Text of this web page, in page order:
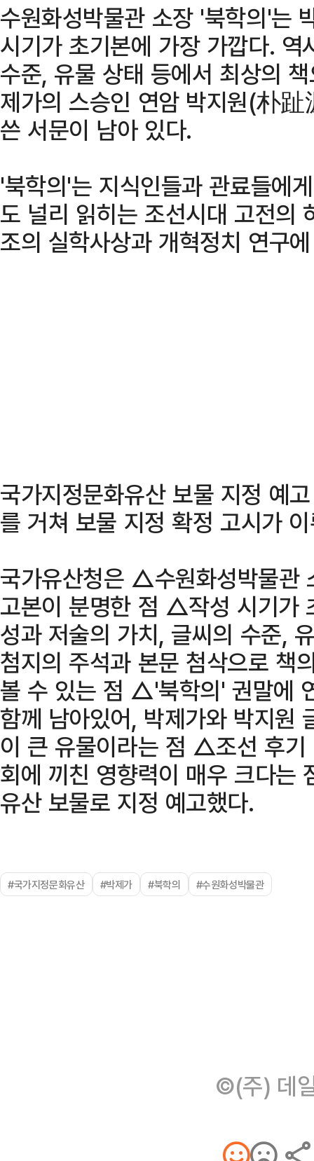
수원화성박물관 소장 '북학의'는
시기가 초기본에 가장 가깝다.
수준, 유물 상태 등에서 최상의
제가의 스승인 연암 박지원(朴
쓴 서문이 남아 있다.
'북학의'는 지식인들과 관료들에
도 널리 읽히는 조선시대 고전의
조의 실학사상과 개혁정치 연구
국가지정문화유산 보물 지정 예
를 거쳐 보물 지정 확정 고시가
국가유산청은 △수원화성박물관
고본이 분명한 점 △작성 시기가
성과 저술의 가치, 글씨의 수준,
첨지의 주석과 본문 첨삭으로 책
볼 수 있는 점 △'북학의' 권말에
함께 남아있어, 박제가와 박지원
이 큰 유물이라는 점 △조선 후기
회에 끼친 영향력이 매우 크다는
유산 보물로 지정 예고했다.
#국가지정문화유산 #박제가 #북학의 #수원화성박물관
©(주) 데